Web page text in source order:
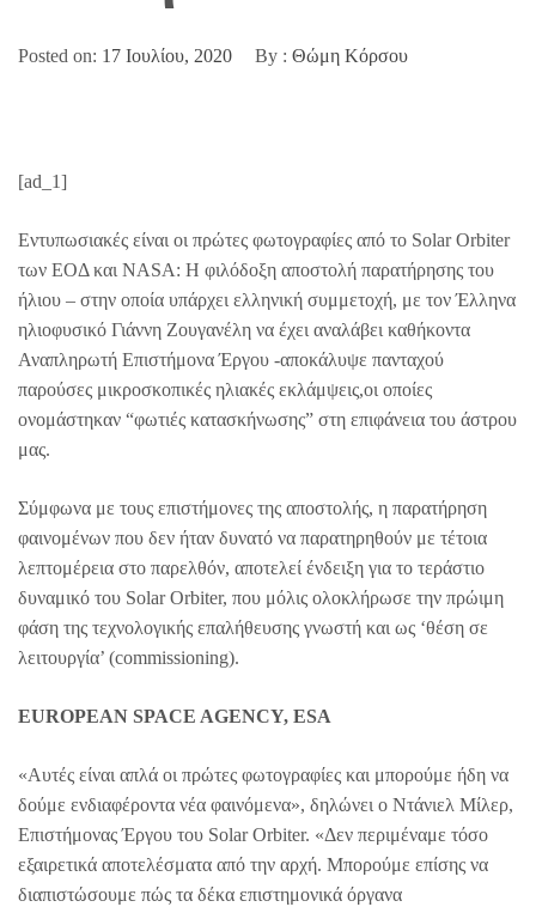
Posted on: 17 Ιουλίου, 2020 By : Θώμη Κόρσου
[ad_1]
Εντυπωσιακές είναι οι πρώτες φωτογραφίες από το Solar Orbiter
των EΟΔ και NASA: H φιλόδοξη αποστολή παρατήρησης του
ήλιου – στην οποία υπάρχει ελληνική συμμετοχή, με τον Έλληνα
ηλιοφυσικό Γιάννη Ζουγανέλη να έχει αναλάβει καθήκοντα
Αναπληρωτή Επιστήμονα Έργου -αποκάλυψε πανταχού
παρούσες μικροσκοπικές ηλιακές εκλάμψεις,οι οποίες
ονομάστηκαν “φωτιές κατασκήνωσης” στη επιφάνεια του άστρου
μας.
Σύμφωνα με τους επιστήμονες της αποστολής, η παρατήρηση
φαινομένων που δεν ήταν δυνατό να παρατηρηθούν με τέτοια
λεπτομέρεια στο παρελθόν, αποτελεί ένδειξη για το τεράστιο
δυναμικό του Solar Orbiter, που μόλις ολοκλήρωσε την πρώιμη
φάση της τεχνολογικής επαλήθευσης γνωστή και ως ‘θέση σε
λειτουργία’ (commissioning).
EUROPEAN SPACE AGENCY, ESA
«Αυτές είναι απλά οι πρώτες φωτογραφίες και μπορούμε ήδη να
δούμε ενδιαφέροντα νέα φαινόμενα», δηλώνει ο Ντάνιελ Μίλερ,
Επιστήμονας Έργου του Solar Orbiter. «Δεν περιμέναμε τόσο
εξαιρετικά αποτελέσματα από την αρχή. Μπορούμε επίσης να
διαπιστώσουμε πώς τα δέκα επιστημονικά όργανα